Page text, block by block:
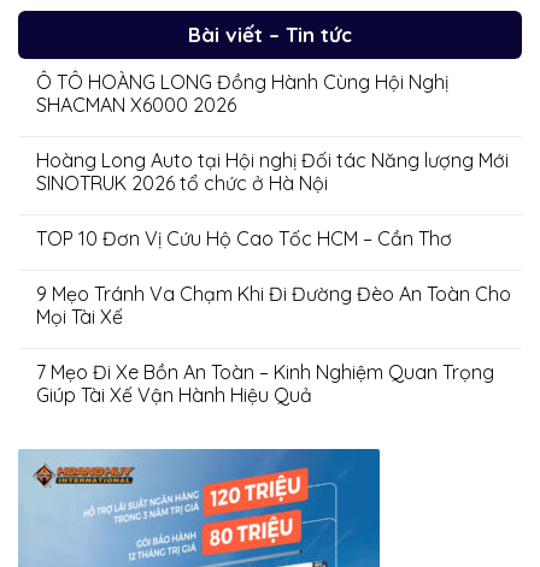
Bài viết – Tin tức
Ô TÔ HOÀNG LONG Đồng Hành Cùng Hội Nghị
SHACMAN X6000 2026
Hoàng Long Auto tại Hội nghị Đối tác Năng lượng Mới
SINOTRUK 2026 tổ chức ở Hà Nội
TOP 10 Đơn Vị Cứu Hộ Cao Tốc HCM – Cần Thơ
9 Mẹo Tránh Va Chạm Khi Đi Đường Đèo An Toàn Cho
Mọi Tài Xế
7 Mẹo Đi Xe Bồn An Toàn – Kinh Nghiệm Quan Trọng
Giúp Tài Xế Vận Hành Hiệu Quả